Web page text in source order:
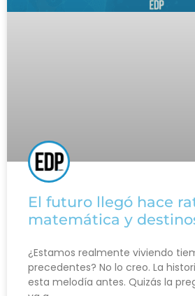
El futuro llegó hace
matemática y
¿Estamos realmente viviendo
precedentes? No lo creo. La
esta melodía antes. Quizás la